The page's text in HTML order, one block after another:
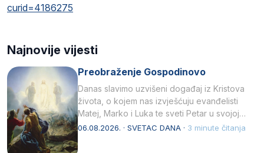
curid=4186275
Najnovije vijesti
Preobraženje Gospodinovo
Danas slavimo uzvišeni događaj iz Kristova
života, o kojem nas izvješćuju evanđelisti
Matej, Marko i Luka te sveti Petar u svojoj
drugoj…
06.08.2026. · SVETAC DANA · 3 minute čitanja